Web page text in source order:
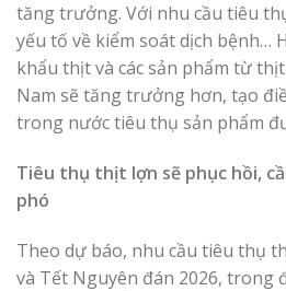
tăng trưởng. Với nhu cầu tiêu
yếu tố về kiểm soát dịch bệnh…
khẩu thịt và các sản phẩm từ
Nam sẽ tăng trưởng hơn, tạo
trong nước tiêu thụ sản phẩm
Tiêu thụ thịt lợn sẽ phục hồi,
phó
Theo dự báo, nhu cầu tiêu thụ
và Tết Nguyên đán 2026, trong